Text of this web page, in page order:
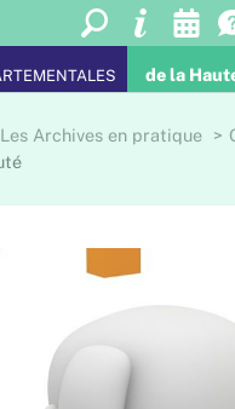
de la
Les Archives en pratique